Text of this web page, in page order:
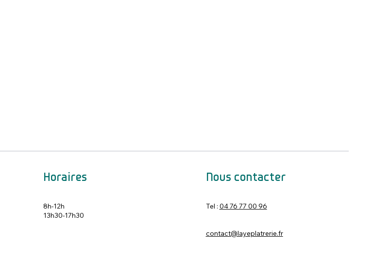
Horaires
8h-12h
13h30-17h30
Nous contacter
Tel : 04 76 77 00 96
contact@layeplatrerie.fr